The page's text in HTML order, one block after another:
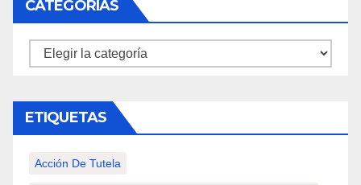
CATEGORÍAS
Categorías
ETIQUETAS
Acción De Tutela